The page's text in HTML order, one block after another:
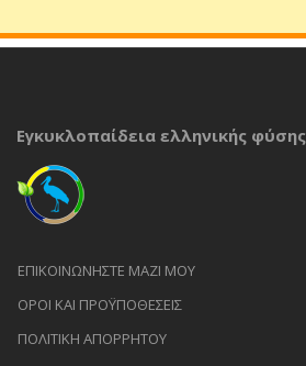
Εγκυκλοπαίδεια ελληνικής φύσης
ΕΠΙΚΟΙΝΩΝΉΣΤΕ ΜΑΖΊ ΜΟΥ
ΟΡΟΙ ΚΑΙ ΠΡΟΫΠΟΘΈΣΕΙΣ
ΠΟΛΙΤΙΚΉ ΑΠΟΡΡΉΤΟΥ